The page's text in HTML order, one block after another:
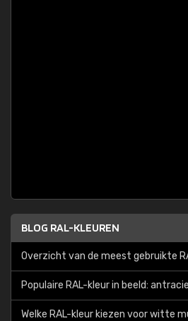
BLOG RAL-KLEUREN
Overzicht van de meest gebruikte
Populaire RAL-kleur in beeld:
Welke RAL-kleur kiezen voor witte